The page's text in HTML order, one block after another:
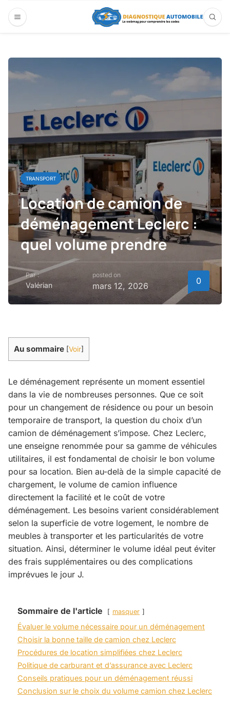
TRANSPORT
Location de camion de
déménagement Leclerc :
quel volume prendre
Par :
Valérian
posted on
mars 12, 2026 0
Au sommaire [Voir]
Le déménagement représente un moment essentiel
dans la vie de nombreuses personnes. Que ce soit
pour un changement de résidence ou pour un besoin
temporaire de transport, la question du choix d’un
camion de déménagement s’impose. Chez Leclerc,
une enseigne renommée pour sa gamme de véhicules
utilitaires, il est fondamental de choisir le bon volume
pour sa location. Bien au-delà de la simple capacité de
chargement, le volume de camion influence
directement la facilité et le coût de votre
déménagement. Les besoins varient considérablement
selon la superficie de votre logement, le nombre de
meubles à transporter et les particularités de votre
situation. Ainsi, déterminer le volume idéal peut éviter
des frais supplémentaires ou des complications
imprévues le jour J.
Sommaire de l'article masquer
Évaluer le volume nécessaire pour un déménagement
Choisir la bonne taille de camion chez Leclerc
Procédures de location simplifiées chez Leclerc
Politique de carburant et d’assurance avec Leclerc
Conseils pratiques pour un déménagement réussi
Conclusion sur le choix du volume camion chez Leclerc